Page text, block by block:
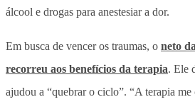
álcool e drogas para anestesiar a dor.
Em busca de vencer os traumas, o neto
recorreu aos benefícios da terapia. Ele
ajudou a “quebrar o ciclo”. “A terapia me